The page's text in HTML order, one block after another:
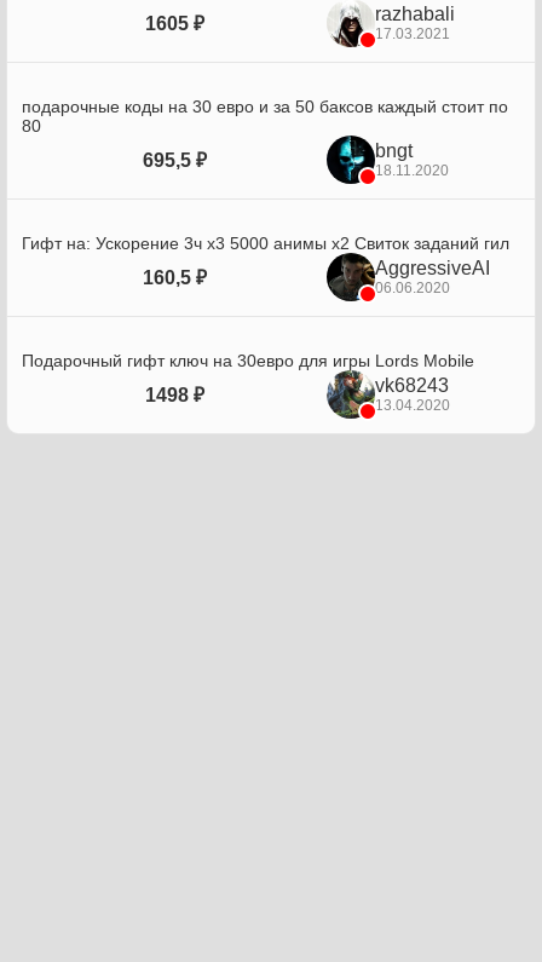
1605 ₽ razhabali
17.03.2021
подарочные коды на 30 евро и за 50 баксов каждый стоит по
80
695,5 ₽ bngt
18.11.2020
Гифт на: Ускорение 3ч х3 5000 анимы х2 Свиток заданий гил
160,5 ₽ AggressiveAI
06.06.2020
Подарочный гифт ключ на 30евро для игры Lords Mobile
1498 ₽ vk68243
13.04.2020